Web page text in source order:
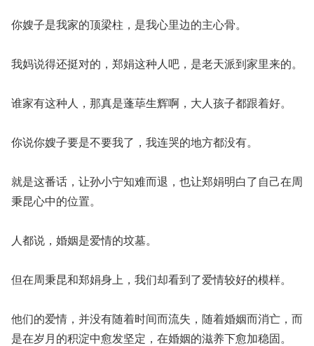
你嫂子是我家的顶梁柱，是我心里边的主心骨。
我妈说得还挺对的，郑娟这种人吧，是老天派到家里来的。
谁家有这种人，那真是蓬荜生辉啊，大人孩子都跟着好。
你说你嫂子要是不要我了，我连哭的地方都没有。
就是这番话，让孙小宁知难而退，也让郑娟明白了自己在周
秉昆心中的位置。
人都说，婚姻是爱情的坟墓。
但在周秉昆和郑娟身上，我们却看到了爱情较好的模样。
他们的爱情，并没有随着时间而流失，随着婚姻而消亡，而
是在岁月的积淀中愈发坚定，在婚姻的滋养下愈加稳固。